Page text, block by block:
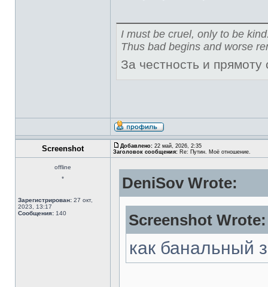
I must be cruel, only to be
Thus bad begins and worse
За честность и
Screenshot Добавлено: 22 май, 2026, 2:35
Заголовок сообщения: Re: Путин. Моё отношение.
offline
*
Зарегистрирован: 27 окт,
2023, 13:17
Сообщения: 140
DeniSov Wrote:
Screenshot Wrote:
как банальный